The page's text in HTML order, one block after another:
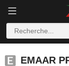
EMAAR
EMAAR